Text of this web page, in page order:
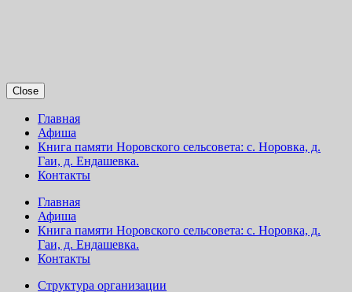
Close
Главная
Афиша
Книга памяти Норовского сельсовета: с. Норовка, д.
Гаи, д. Ендашевка.
Контакты
Главная
Афиша
Книга памяти Норовского сельсовета: с. Норовка, д.
Гаи, д. Ендашевка.
Контакты
Структура организации